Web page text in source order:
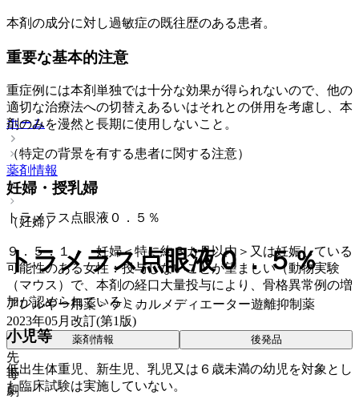
本剤の成分に対し過敏症の既往歴のある患者。
重要な基本的注意
重症例には本剤単独では十分な効果が得られないので、他の
適切な治療法への切替えあるいはそれとの併用を考慮し、本
剤のみを漫然と長期に使用しないこと。
（特定の背景を有する患者に関する注意）
妊婦・授乳婦
（妊婦）
９．５．１． 妊婦＜特に約３カ月以内＞又は妊娠している
可能性のある女性：投与しないことが望ましい（動物実験
（マウス）で、本剤の経口大量投与により、骨格異常例の増
加が認められている）。
小児等
低出生体重児、新生児、乳児又は６歳未満の幼児を対象とし
た臨床試験は実施していない。
ホーム
薬剤情報
トラメラス点眼液０．５％
トラメラス点眼液０．５％
アレルギー用薬 > ケミカルメディエーター遊離抑制薬
2023年05月改訂(第1版)
薬剤情報 後発品
先
毒
劇